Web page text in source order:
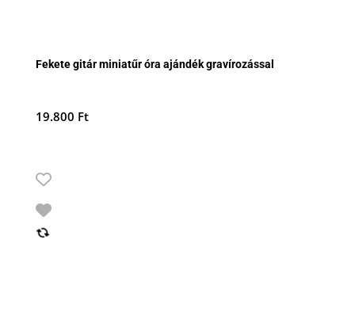
Fekete gitár miniatűr óra ajándék gravírozással
19.800 Ft